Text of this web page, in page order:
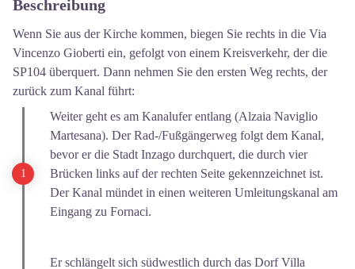
Beschreibung
Wenn Sie aus der Kirche kommen, biegen Sie rechts in die Via
Vincenzo Gioberti ein, gefolgt von einem Kreisverkehr, der die
SP104 überquert. Dann nehmen Sie den ersten Weg rechts, der
zurück zum Kanal führt:
Weiter geht es am Kanalufer entlang (Alzaia Naviglio
Martesana). Der Rad-/Fußgängerweg folgt dem Kanal,
bevor er die Stadt Inzago durchquert, die durch vier
Brücken links auf der rechten Seite gekennzeichnet ist.
Der Kanal mündet in einen weiteren Umleitungskanal am
Eingang zu Fornaci.
Er schlängelt sich südwestlich durch das Dorf Villa